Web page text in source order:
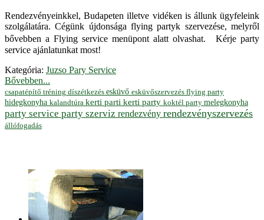
Rendezvényeinkkel, Budapeten illetve vidéken is állunk ügyfeleink
szolgálatára. Cégünk újdonsága flying partyk szervezése, melyről
bővebben a Flying service menüpont alatt olvashat. Kérje party
service ajánlatunkat most!
Kategória: Juzso Pary Service
Bővebben...
csapatépítő tréning díszétkezés esküvő esküvőszervezés flying party
hidegkonyha kalandtúra kerti parti kerti party koktél party melegkonyha
party service party szerviz rendezvény rendezvényszervezés
állófogadás